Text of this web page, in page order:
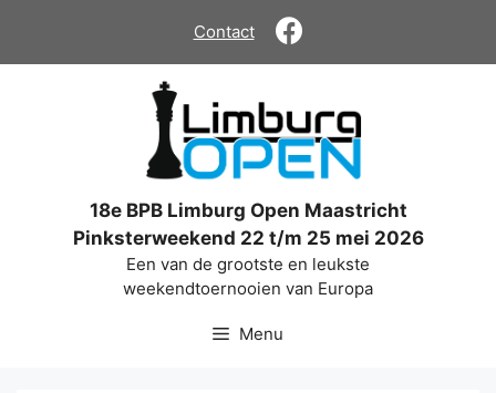
de
Contact
18e BPB Limburg Open Maastricht
Pinksterweekend 22 t/m 25 mei 2026
Een van de grootste en leukste
weekendtoernooien van Europa
Menu